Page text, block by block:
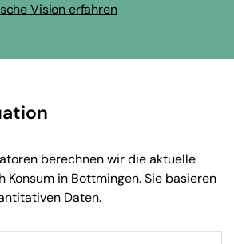
Vision erfahren
berechnen wir die aktuelle
Konsum in Bottmingen. Sie basieren
Daten.